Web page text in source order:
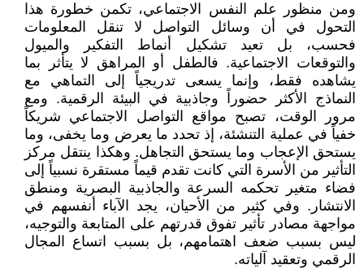
ومن منظور علم النفس الاجتماعي، تكمن خطورة هذا
التحول في أن وسائل التواصل لا تنقل المعلومات
فحسب، بل تعيد تشكيل أنماط التفكير والميول
والتوقعات الاجتماعية. فالطفل أو المراهق لا يتأثر بما
يشاهده فقط، وإنما يسعى تدريجياً إلى التماهي مع
النماذج الأكثر حضوراً وجاذبية في البيئة الرقمية. ومع
مرور الوقت، تصبح مواقع التواصل الاجتماعي شريكاً
خفياً في عملية التنشئة، إذ تحدد ما يعرض وما يخفى، وما
يستحق الإعجاب وما يستحق التجاهل. وهكذا ينتقل مركز
التأثير من الأسرة التي كانت تقدم قيماً مستقرة نسبياً إلى
فضاء متغير تحكمه السرعة والجاذبية البصرية ومنطق
الانتشار. وفي كثير من الأحيان، يجد الآباء أنفسهم في
مواجهة مصادر تأثير تفوق قدرتهم على المتابعة والتوجيه،
ليس بسبب ضعف اهتمامهم، بل بسبب اتساع المجال
الرقمي وتعقيد آلياته.